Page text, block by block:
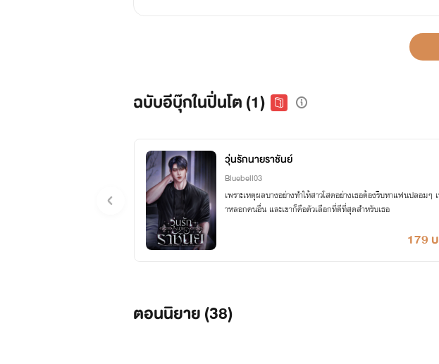
ฉบับอีบุ๊กในปิ่นโต (1)
วุ่นรักนายราชันย์
Bluebell03
เพราะเหตุผลบางอย่างทำให้สาวโสดอย่างเธอต้องรีบหาแฟนปลอมๆ
าหลอกคนอื่น และเขาก็คือตัวเลือกที่ดีที่สุดสำหรับเธอ
179
ตอนนิยาย (38)